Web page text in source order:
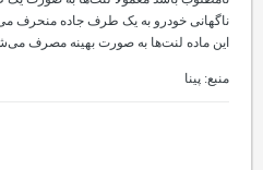
ناگهانی خودرو به یک طرف جاده منحرف
این ماده لنت‌ها به صورت بهینه مصرف
منبع: پینا